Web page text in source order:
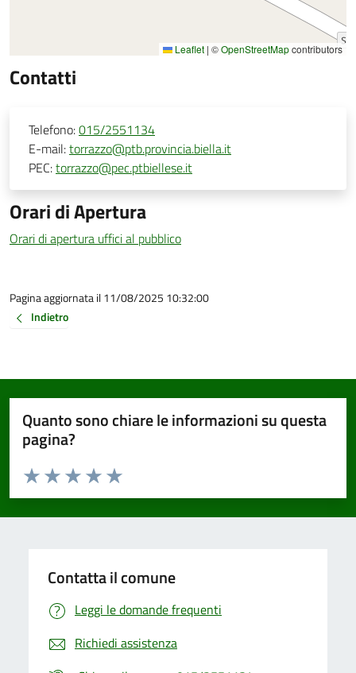
Leaflet | ©OpenStreetMapcontributors
Contatti
Telefono:015/2551134
E-mail:torrazzo@ptb.provincia.biella.it
PEC:torrazzo@pec.ptbiellese.it
Orari di Apertura
Orari di apertura uffici al pubblico
Pagina aggiornata il 11/08/2025 10:32:00
Indietro
Quanto sono chiare le informazioni su questa
pagina?
Valuta da 1 a 5 stelle la pagina
Valuta 5 stelle su 5
Valuta 4 stelle su 5
Valuta 3 stelle su 5
Valuta 2 stelle su 5
Valuta 1 stelle su 5
Contatta il comune
Leggi le domande frequenti
Richiedi assistenza